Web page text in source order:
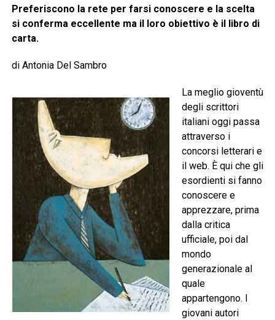
Preferiscono la rete per farsi conoscere e la scelta
si conferma eccellente ma il loro obiettivo è il libro di
carta.
di Antonia Del Sambro
La meglio gioventù
degli scrittori
italiani oggi passa
attraverso i
concorsi letterari e
il web. È qui che gli
esordienti si fanno
conoscere e
apprezzare, prima
dalla critica
ufficiale, poi dal
mondo
generazionale al
quale
appartengono. I
giovani autori